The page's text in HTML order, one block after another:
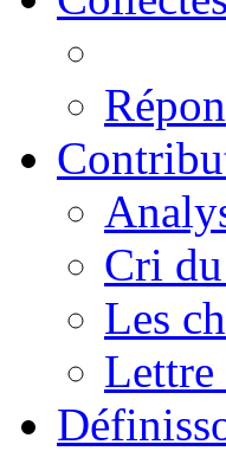
Cri
Les
Lettre